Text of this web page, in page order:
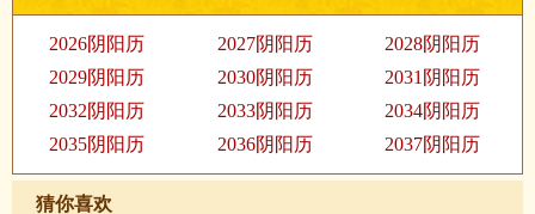
2026阴阳历 2027阴阳历
2028阴阳历
2029阴阳历
2030阴阳历
2031阴阳历
2032阴阳历
2033阴阳历
2034阴阳历
2035阴阳历
2036阴阳历 2037阴阳历
猜你喜欢